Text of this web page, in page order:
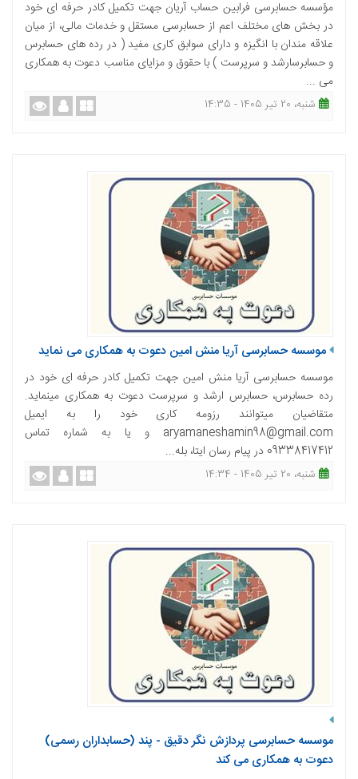
مؤسسه حسابرسی فرابین حساب آریان جهت تکمیل کادر حرفه ای خود
در بخش های مختلف اعم از حسابرسی مستقل و خدمات مالی، از میان
علاقه مندان با انگیزه و دارای سوابق کاری مفید ( در رده های حسابرس
و حسابرسارشد و سرپرست ) با حقوق و مزایای مناسب دعوت به همکاری
می ...
شنبه، 20 تیر 1405 - 14:35
موسسه حسابرسی آریا منش امین دعوت به همکاری می نماید
موسسه حسابرسی آریا منش امین جهت تکمیل کادر حرفه ای خود در
رده حسابرس، حسابرس ارشد و سرپرست دعوت به همکاری می­نماید.
متقاضیان می­توانند رزومه کاری خود را به ایمیل
aryamaneshamin98@gmail.com و یا به شماره تماس
09338417412 در پیام رسان ایتا، بله...
شنبه، 20 تیر 1405 - 14:34
موسسه حسابرسی پردازش نگر دقیق - پند (حسابداران رسمی)
دعوت به همکاری می کند